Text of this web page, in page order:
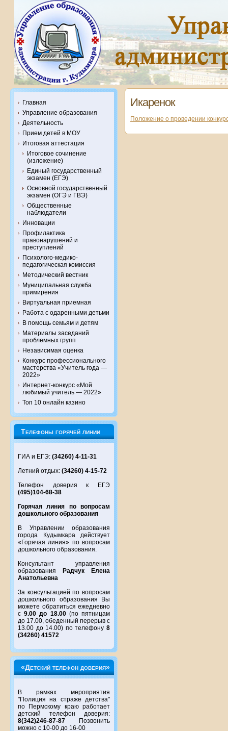
Главная
Управление образования
Деятельность
Прием детей в МОУ
Итоговая аттестация
Итоговое сочинение
(изложение)
Единый государственный
экзамен (ЕГЭ)
Основной государственный
экзамен (ОГЭ и ГВЭ)
Общественные
наблюдатели
Инновации
Профилактика
правонарушений и
преступлений
Психолого-медико-
педагогическая комиссия
Методический вестник
Муниципальная служба
примирения
Виртуальная приемная
Работа с одаренными детьми
В помощь семьям и детям
Материалы заседаний
проблемных групп
Независимая оценка
Конкурс профессионального
мастерства «Учитель года —
2022»
Интернет-конкурс «Мой
любимый учитель — 2022»
Топ 10 онлайн казино
Телефоны горячей линии
ГИА и ЕГЭ: (34260) 4-11-31
Летний отдых: (34260) 4-15-72
Телефон доверия к ЕГЭ
(495)104-68-38
Горячая линия по вопросам
дошкольного образования
В Управлении образования
города Кудымкара действует
«Горячая линия» по вопросам
дошкольного образования.
Консультант управления
образования
Радчук Елена
Анатольевна
За консультацией по вопросам
дошкольного образования Вы
можете обратиться ежедневно
с9.00 до 18.00(по пятницам
до 17.00, обеденный перерыв с
13.00 до 14.00) по телефону 8
(34260) 41572
«Детский телефон доверия»
В рамках мероприятия
"Полиция на страже детства"
по Пермскому краю работает
детский телефон доверия:
8(342)246-87-87 Позвонить
можно с 10-00 до 16-00
Икаренок
Положение о проведении